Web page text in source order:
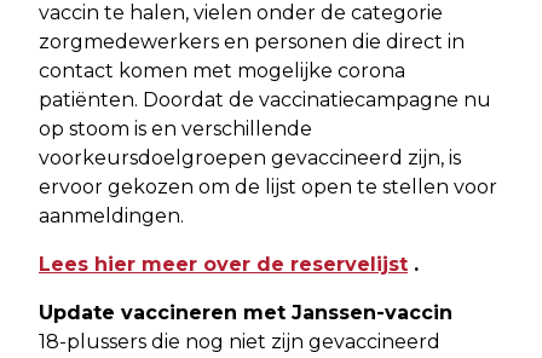
vaccin te halen, vielen onder de categorie
zorgmedewerkers en personen die direct in
contact komen met mogelijke corona
patiënten. Doordat de vaccinatiecampagne nu
op stoom is en verschillende
voorkeursdoelgroepen gevaccineerd zijn, is
ervoor gekozen om de lijst open te stellen voor
aanmeldingen.
Lees hier meer over de reservelijst .
Update vaccineren met Janssen-vaccin
18-plussers die nog niet zijn gevaccineerd